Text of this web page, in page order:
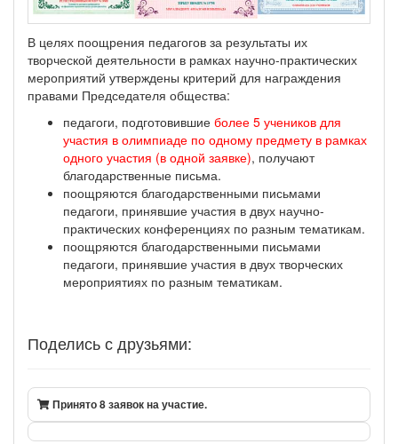
В целях поощрения педагогов за результаты их
творческой деятельности в рамках научно-практических
мероприятий утверждены критерий для награждения
правами Председателя общества:
педагоги, подготовившие более 5 учеников для
участия в олимпиаде по одному предмету в рамках
одного участия (в одной заявке), получают
благодарственные письма.
поощряются благодарственными письмами
педагоги, принявшие участия в двух научно-
практических конференциях по разным тематикам.
поощряются благодарственными письмами
педагоги, принявшие участия в двух творческих
мероприятиях по разным тематикам.
Поделись с друзьями:
Принято 8 заявок на участие.